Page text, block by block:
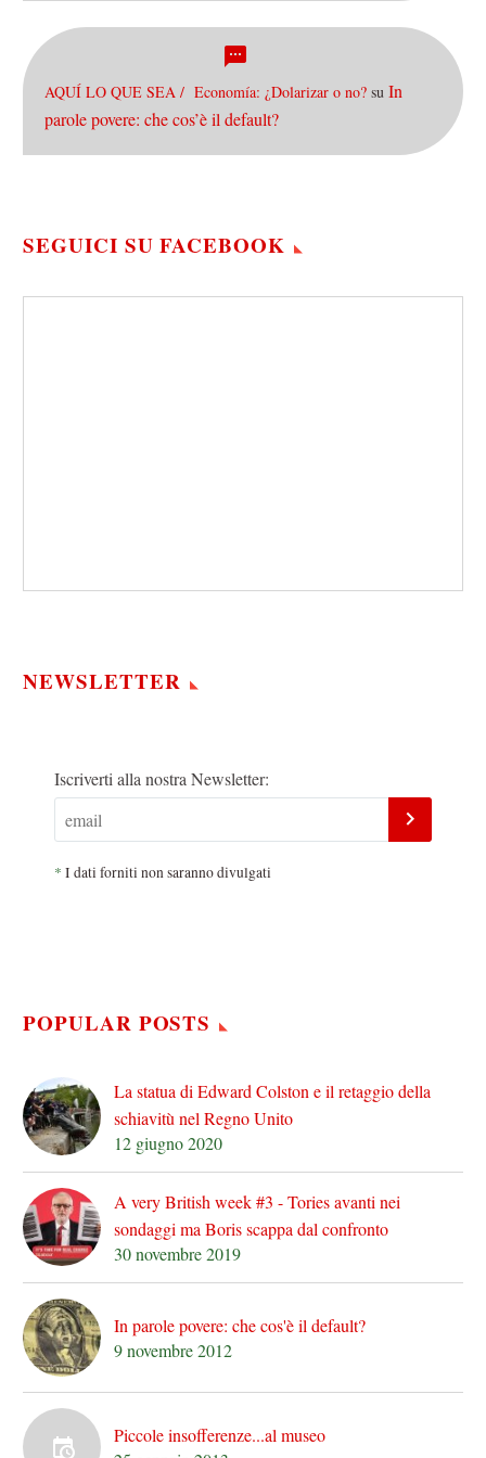
AQUÍ LO QUE SEA / Economía: ¿Dolarizar o no? su In
parole povere: che cos’è il default?
SEGUICI SU FACEBOOK
NEWSLETTER
Iscriverti alla nostra Newsletter:
* I dati forniti non saranno divulgati
POPULAR POSTS
La statua di Edward Colston e il retaggio della
schiavitù nel Regno Unito
12 giugno 2020
A very British week #3 - Tories avanti nei
sondaggi ma Boris scappa dal confronto
30 novembre 2019
In parole povere: che cos'è il default?
9 novembre 2012
Piccole insofferenze...al museo